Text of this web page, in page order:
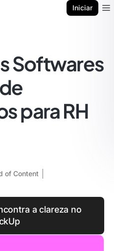
Iniciar
Softwares
para RH
of Content
a clareza no